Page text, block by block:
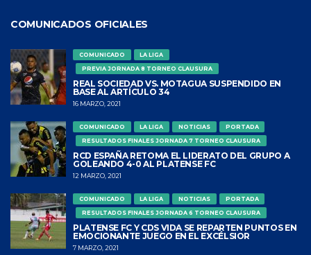
COMUNICADOS OFICIALES
COMUNICADO
LA LIGA
PREVIA JORNADA 8 TORNEO CLAUSURA
REAL SOCIEDAD VS. MOTAGUA SUSPENDIDO EN
BASE AL ARTÍCULO 34
16 MARZO, 2021
COMUNICADO LA LIGA NOTICIAS
PORTADA
RESULTADOS FINALES JORNADA 7 TORNEO CLAUSURA
RCD ESPAÑA RETOMA EL LIDERATO DEL GRUPO A
GOLEANDO 4-0 AL PLATENSE FC
12 MARZO, 2021
COMUNICADO LA LIGA NOTICIAS
PORTADA
RESULTADOS FINALES JORNADA 6 TORNEO CLAUSURA
PLATENSE FC Y CDS VIDA SE REPARTEN PUNTOS EN
EMOCIONANTE JUEGO EN EL EXCÉLSIOR
7 MARZO, 2021